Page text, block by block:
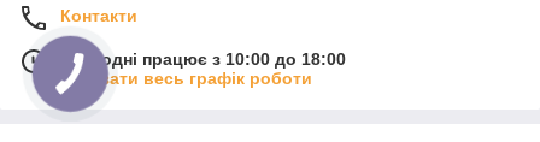
Контакти
Сьогодні працює з 10:00 до 18:00
Показати весь графік роботи